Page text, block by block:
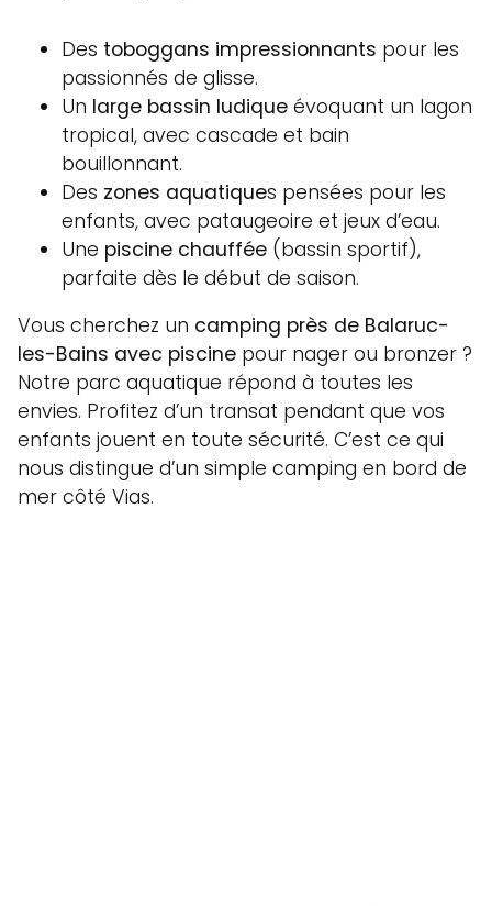
Des toboggans impressionnants pour les
passionnés de glisse.
Un large bassin ludique évoquant un lagon
tropical, avec cascade et bain
bouillonnant.
Des zones aquatiques pensées pour les
enfants, avec pataugeoire et jeux d’eau.
Une piscine chauffée (bassin sportif),
parfaite dès le début de saison.
Vous cherchez un camping près de Balaruc-
les-Bains avec piscine pour nager ou bronzer ?
Notre parc aquatique répond à toutes les
envies. Profitez d’un transat pendant que vos
enfants jouent en toute sécurité. C’est ce qui
nous distingue d’un simple camping en bord de
mer côté Vias.